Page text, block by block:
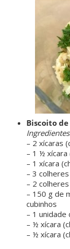
Biscoito
– 2 xícaras
– 1 ½ xícara
– 1 xícara
– 3
– 2
– 150 g de
cubinhos
– 1 unidade
– ½ xícara
– ½ xícara